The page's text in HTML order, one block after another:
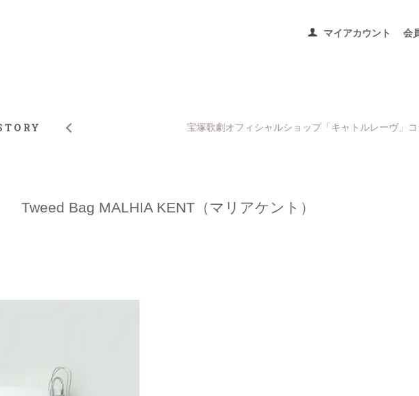
マイアカウント 会
宝塚歌劇オフィシャルショップ「キャトルレーヴ」
Tweed Bag MALHIA KENT（マリアケント）